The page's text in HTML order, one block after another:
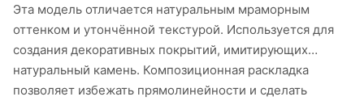
Эта модель отличается натуральным мраморным
оттенком и утончённой текстурой. Используется для
создания декоративных покрытий, имитирующих
натуральный камень. Композиционная раскладка
позволяет избежать прямолинейности и сделать